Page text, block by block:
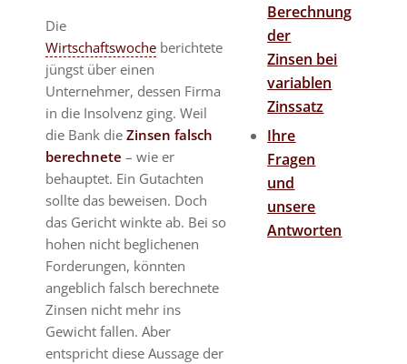
Die
Wirtschaftswoche berichtete
jüngst über einen
Unternehmer, dessen Firma
in die Insolvenz ging. Weil
die Bank die Zinsen falsch
berechnete – wie er
behauptet. Ein Gutachten
sollte das beweisen. Doch
das Gericht winkte ab. Bei so
hohen nicht beglichenen
Forderungen, könnten
angeblich falsch berechnete
Zinsen nicht mehr ins
Gewicht fallen. Aber
entspricht diese Aussage der
Berechnung
der
Zinsen bei
variablen
Zinssatz
Ihre
Fragen
und
unsere
Antworten